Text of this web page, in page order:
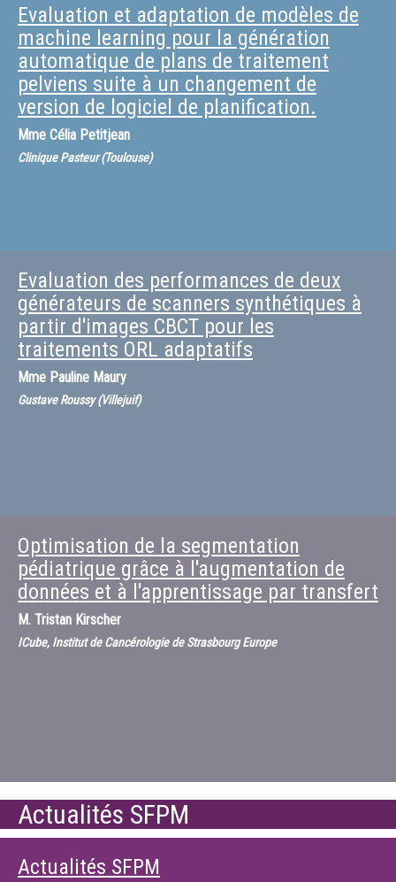
Evaluation et adaptation de modèles de
machine learning pour la génération
automatique de plans de traitement
pelviens suite à un changement de
version de logiciel de planification.
Mme Célia Petitjean
Clinique Pasteur (Toulouse)
Evaluation des performances de deux
générateurs de scanners synthétiques à
partir d'images CBCT pour les
traitements ORL adaptatifs
Mme Pauline Maury
Gustave Roussy (Villejuif)
Optimisation de la segmentation
pédiatrique grâce à l'augmentation de
données et à l'apprentissage par transfert
M. Tristan Kirscher
ICube, Institut de Cancérologie de Strasbourg Europe
Actualités SFPM
Actualités SFPM